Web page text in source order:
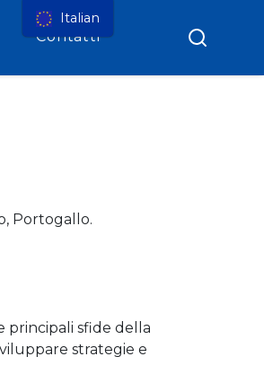
Contatti
Portogallo.
principali sfide della
strategie e
Italian